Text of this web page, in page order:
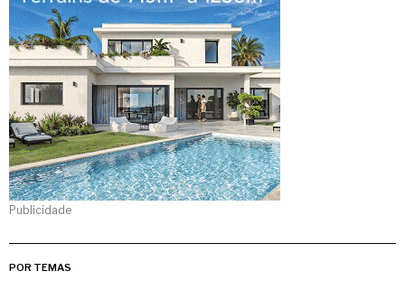
Publicidade
POR TEMAS